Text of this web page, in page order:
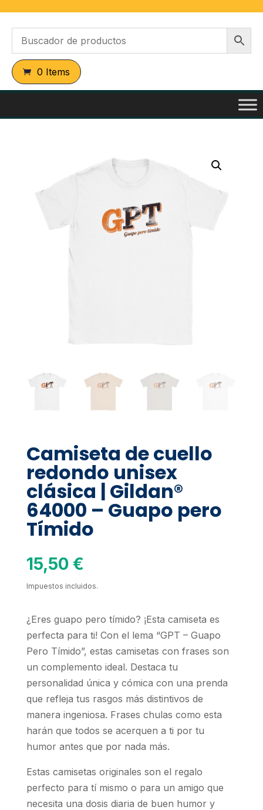
0 Items
Camiseta de cuello
redondo unisex
clásica | Gildan®
64000 – Guapo pero
Tímido
15,50 €
Impuestos incluidos.
¿Eres guapo pero tímido? ¡Esta camiseta es
perfecta para ti! Con el lema “GPT – Guapo
Pero Tímido”, estas camisetas con frases son
un complemento ideal. Destaca tu
personalidad única y cómica con una prenda
que refleja tus rasgos más distintivos de
manera ingeniosa. Frases chulas como esta
harán que todos se acerquen a ti por tu
humor antes que por nada más.
Estas camisetas originales son el regalo
perfecto para tí mismo o para un amigo que
necesita una dosis diaria de buen humor y